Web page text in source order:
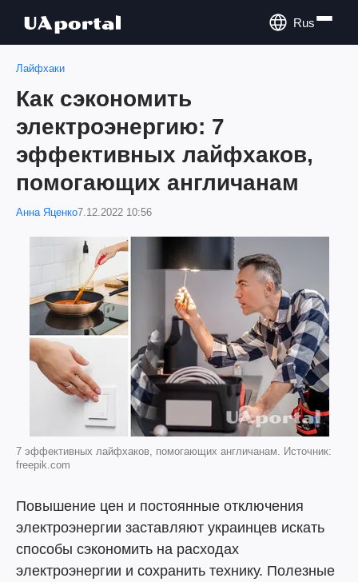
Rus
Лайфхаки
Как сэкономить
электроэнергию: 7
эффективных лайфхаков,
помогающих англичанам
Анна Яценко7.12.2022 10:56
7 эффективных лайфхаков, помогающих англичанам. Источник:
freepik.com
Повышение цен и постоянные отключения
электроэнергии заставляют украинцев искать
способы сэкономить на расходах
электроэнергии и сохранить технику. Полезные